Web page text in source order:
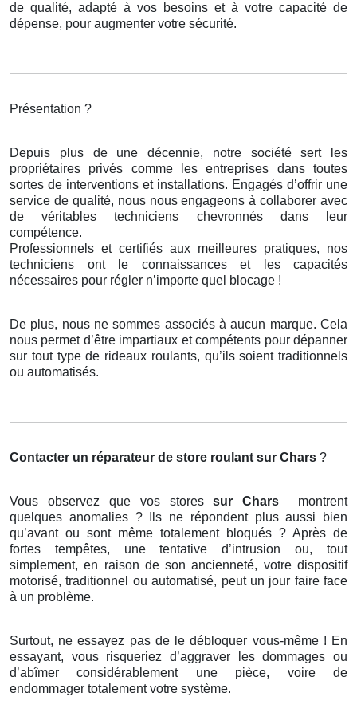
de qualité, adapté à vos besoins et à votre capacité de
dépense, pour augmenter votre sécurité.
Présentation ?
Depuis plus de une décennie, notre société sert les
propriétaires privés comme les entreprises dans toutes
sortes de interventions et installations. Engagés d’offrir une
service de qualité, nous nous engageons à collaborer avec
de véritables techniciens chevronnés dans leur
compétence.
Professionnels et certifiés aux meilleures pratiques, nos
techniciens ont le connaissances et les capacités
nécessaires pour régler n’importe quel blocage !
De plus, nous ne sommes associés à aucun marque. Cela
nous permet d’être impartiaux et compétents pour dépanner
sur tout type de rideaux roulants, qu’ils soient traditionnels
ou automatisés.
Contacter un réparateur de store roulant sur Chars ?
Vous observez que vos storessur Chars
montrent
quelques anomalies ? Ils ne répondent plus aussi bien
qu’avant ou sont même totalement bloqués ? Après de
fortes tempêtes, une tentative d’intrusion ou, tout
simplement, en raison de son ancienneté, votre dispositif
motorisé, traditionnel ou automatisé, peut un jour faire face
à un problème.
Surtout, ne essayez pas de le débloquer vous-même ! En
essayant, vous risqueriez d’aggraver les dommages ou
d’abîmer considérablement une pièce, voire de
endommager totalement votre système.